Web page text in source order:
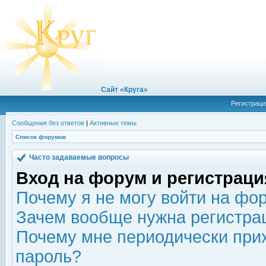
Сайт «Круга»
Сообщения без ответов | Активные темы
Список форумов
Часто задаваемые вопросы
Вход на форум и
Почему я не могу войти на
Зачем вообще нужна
Почему мне периодически
пароль?